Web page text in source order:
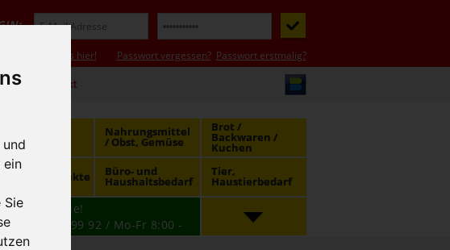
ein
Sie
Neukunde? Infos hier! Passwort vergessen? Passwort erstmalig?
Kontakt
Kaffee / Tee Nahrungsmittel
/ Obst, Gemüse
Brot /
Backwaren /
Kuchen
Hygieneprodukte Büro- und
Haushaltsbedarf
Tier,
Haustierbedarf
für Sie!
auf: 01 599 92 / Mo-Fr 8:00 -